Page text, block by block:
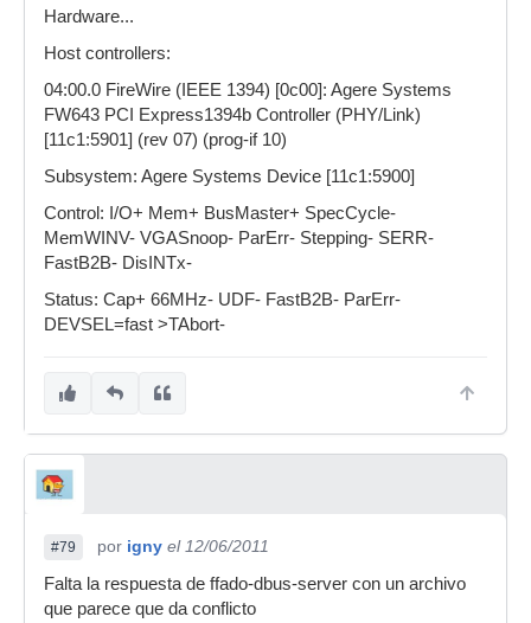
Hardware...
Host controllers:
04:00.0 FireWire (IEEE 1394) [0c00]: Agere Systems
FW643 PCI Express1394b Controller (PHY/Link)
[11c1:5901] (rev 07) (prog-if 10)
Subsystem: Agere Systems Device [11c1:5900]
Control: I/O+ Mem+ BusMaster+ SpecCycle-
MemWINV- VGASnoop- ParErr- Stepping- SERR-
FastB2B- DisINTx-
Status: Cap+ 66MHz- UDF- FastB2B- ParErr-
DEVSEL=fast >TAbort-
#79 por igny el 12/06/2011
Falta la respuesta de ffado-dbus-server con un archivo
que parece que da conflicto